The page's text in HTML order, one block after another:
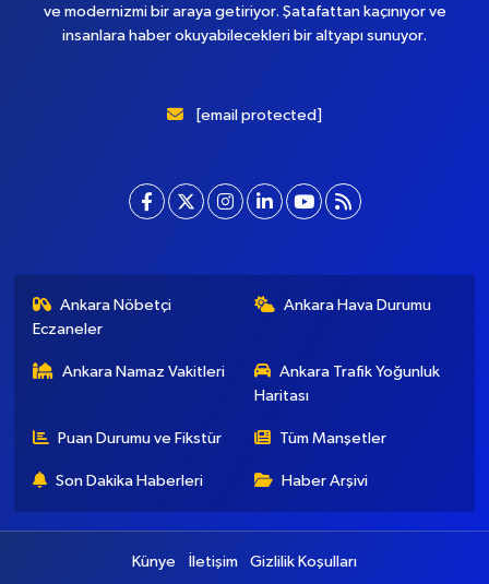
ve modernizmi bir araya getiriyor. Şatafattan kaçınıyor ve
insanlara haber okuyabilecekleri bir altyapı sunuyor.
[email protected]
Ankara Nöbetçi
Eczaneler
Ankara Hava Durumu
Ankara Namaz Vakitleri
Ankara Trafik Yoğunluk
Haritası
Puan Durumu ve Fikstür Tüm Manşetler
Son Dakika Haberleri Haber Arşivi
Künye İletişim Gizlilik Koşulları